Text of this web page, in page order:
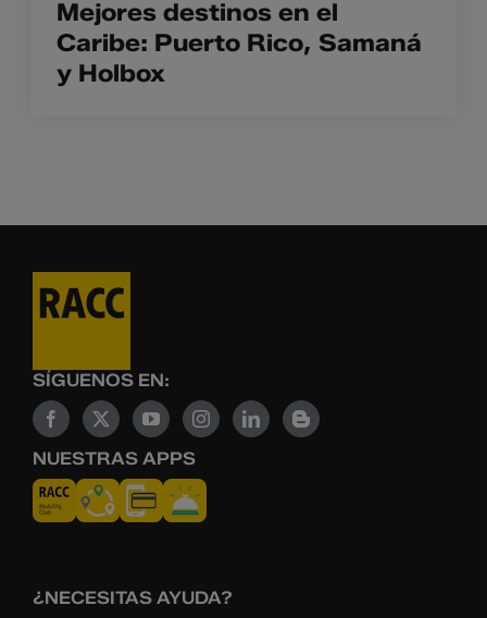
Mejores destinos en el
Caribe: Puerto Rico, Samaná
y Holbox
SÍGUENOS EN:
NUESTRAS APPS
¿NECESITAS AYUDA?